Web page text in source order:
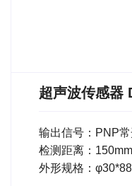
超声波传感器
输出信号：PNP
检测距离：
外形规格：